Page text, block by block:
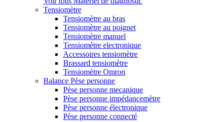
Tensiomètre
Tensiomètre au bras
Tensiomètre au poignet
Tensiomètre manuel
Tensiomètre electronique
Accessoires tensiomètre
Brassard tensiomètre
Tensiomètre Omron
Balance Pèse personne
Pèse personne mecanique
Pèse personne impédancemètre
Pèse personne électronique
Pèse personne connecté